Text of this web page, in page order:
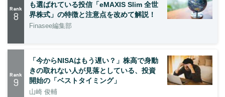
Rank
8
も選ばれている投信「eMAXIS Slim 全世
界株式」の特徴と注意点を改めて解説！
Finasee編集部
Rank
9
「今からNISAはもう遅い？」株高で身動
きの取れない人が見落としている、投資
開始の「ベストタイミング」
山崎 俊輔